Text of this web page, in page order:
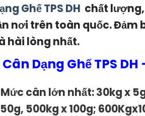
Ghế TPS DH chất
nơi trên toàn quốc. Đảm
hài lòng nhất.
Cân Dạng Ghế TPS
cân lớn nhất: 30kg x
500kg x 100g;